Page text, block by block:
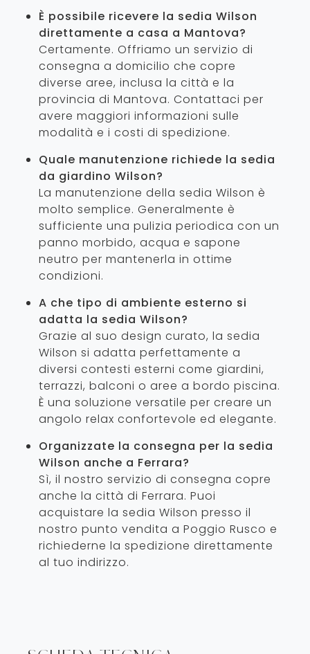
È possibile ricevere la sedia Wilson
direttamente a casa a Mantova?
Certamente. Offriamo un servizio di
consegna a domicilio che copre
diverse aree, inclusa la città e la
provincia di Mantova. Contattaci per
avere maggiori informazioni sulle
modalità e i costi di spedizione.
Quale manutenzione richiede la sedia
da giardino Wilson?
La manutenzione della sedia Wilson è
molto semplice. Generalmente è
sufficiente una pulizia periodica con un
panno morbido, acqua e sapone
neutro per mantenerla in ottime
condizioni.
A che tipo di ambiente esterno si
adatta la sedia Wilson?
Grazie al suo design curato, la sedia
Wilson si adatta perfettamente a
diversi contesti esterni come giardini,
terrazzi, balconi o aree a bordo piscina.
È una soluzione versatile per creare un
angolo relax confortevole ed elegante.
Organizzate la consegna per la sedia
Wilson anche a Ferrara?
Sì, il nostro servizio di consegna copre
anche la città di Ferrara. Puoi
acquistare la sedia Wilson presso il
nostro punto vendita a Poggio Rusco e
richiederne la spedizione direttamente
al tuo indirizzo.